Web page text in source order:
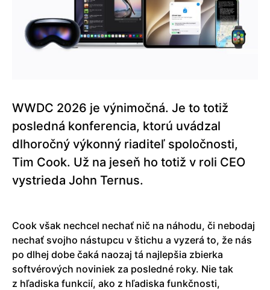
WWDC 2026 je výnimočná. Je to totiž
posledná konferencia, ktorú uvádzal
dlhoročný výkonný riaditeľ spoločnosti,
Tim Cook. Už na jeseň ho totiž v roli CEO
vystrieda John Ternus.
Cook však nechcel nechať nič na náhodu, či nebodaj
nechať svojho nástupcu v štichu a vyzerá to, že nás
po dlhej dobe čaká naozaj tá najlepšia zbierka
softvérových noviniek za posledné roky. Nie tak
z hľadiska funkcií, ako z hľadiska funkčnosti,